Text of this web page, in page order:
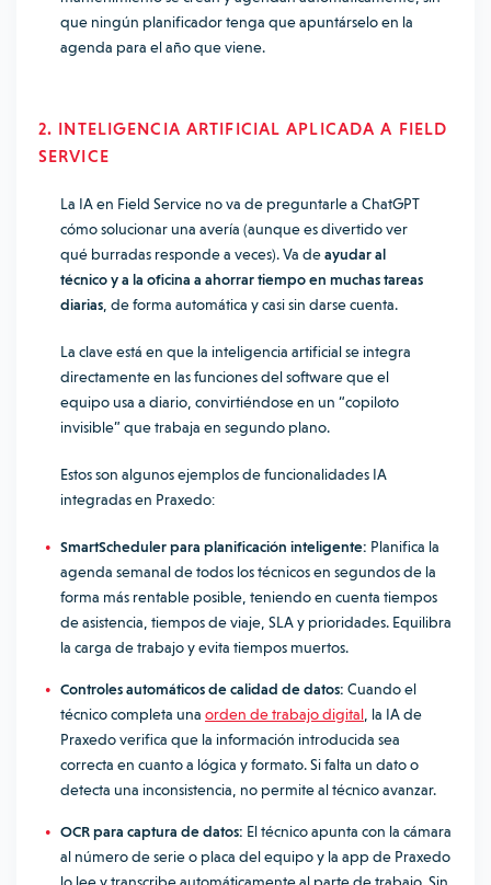
que ningún planificador tenga que apuntárselo en la
agenda para el año que viene.
2. INTELIGENCIA ARTIFICIAL APLICADA A FIELD
SERVICE
La IA en Field Service no va de preguntarle a ChatGPT
cómo solucionar una avería (aunque es divertido ver
qué burradas responde a veces). Va deayudar al
técnico y a la oficina a ahorrar tiempo en muchas tareas
diarias , de forma automática y casi sin darse cuenta.
La clave está en que la inteligencia artificial se integra
directamente en las funciones del software que el
equipo usa a diario, convirtiéndose en un “copiloto
invisible” que trabaja en segundo plano.
Estos son algunos ejemplos de funcionalidades IA
integradas en Praxedo:
SmartScheduler para planificación inteligente: Planifica la
agenda semanal de todos los técnicos en segundos de la
forma más rentable posible, teniendo en cuenta tiempos
de asistencia, tiempos de viaje, SLA y prioridades. Equilibra
la carga de trabajo y evita tiempos muertos.
Controles automáticos de calidad de datos: Cuando el
técnico completa una orden de trabajo digital , la IA de
Praxedo verifica que la información introducida sea
correcta en cuanto a lógica y formato. Si falta un dato o
detecta una inconsistencia, no permite al técnico avanzar.
OCR para captura de datos: El técnico apunta con la cámara
al número de serie o placa del equipo y la app de Praxedo